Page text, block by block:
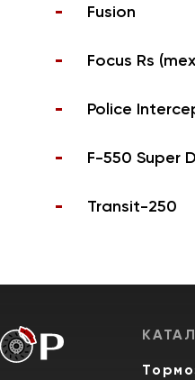
Fusion
Focus Rs
Police
F-550 Super
Transit-250